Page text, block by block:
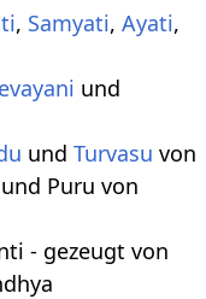
, Samyati, Ayati,
und
und Turvasu von
Puru von
- gezeugt von